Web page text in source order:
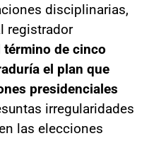
disciplinarias,
registrador
término de cinco
el plan que
presidenciales
irregularidades
las elecciones